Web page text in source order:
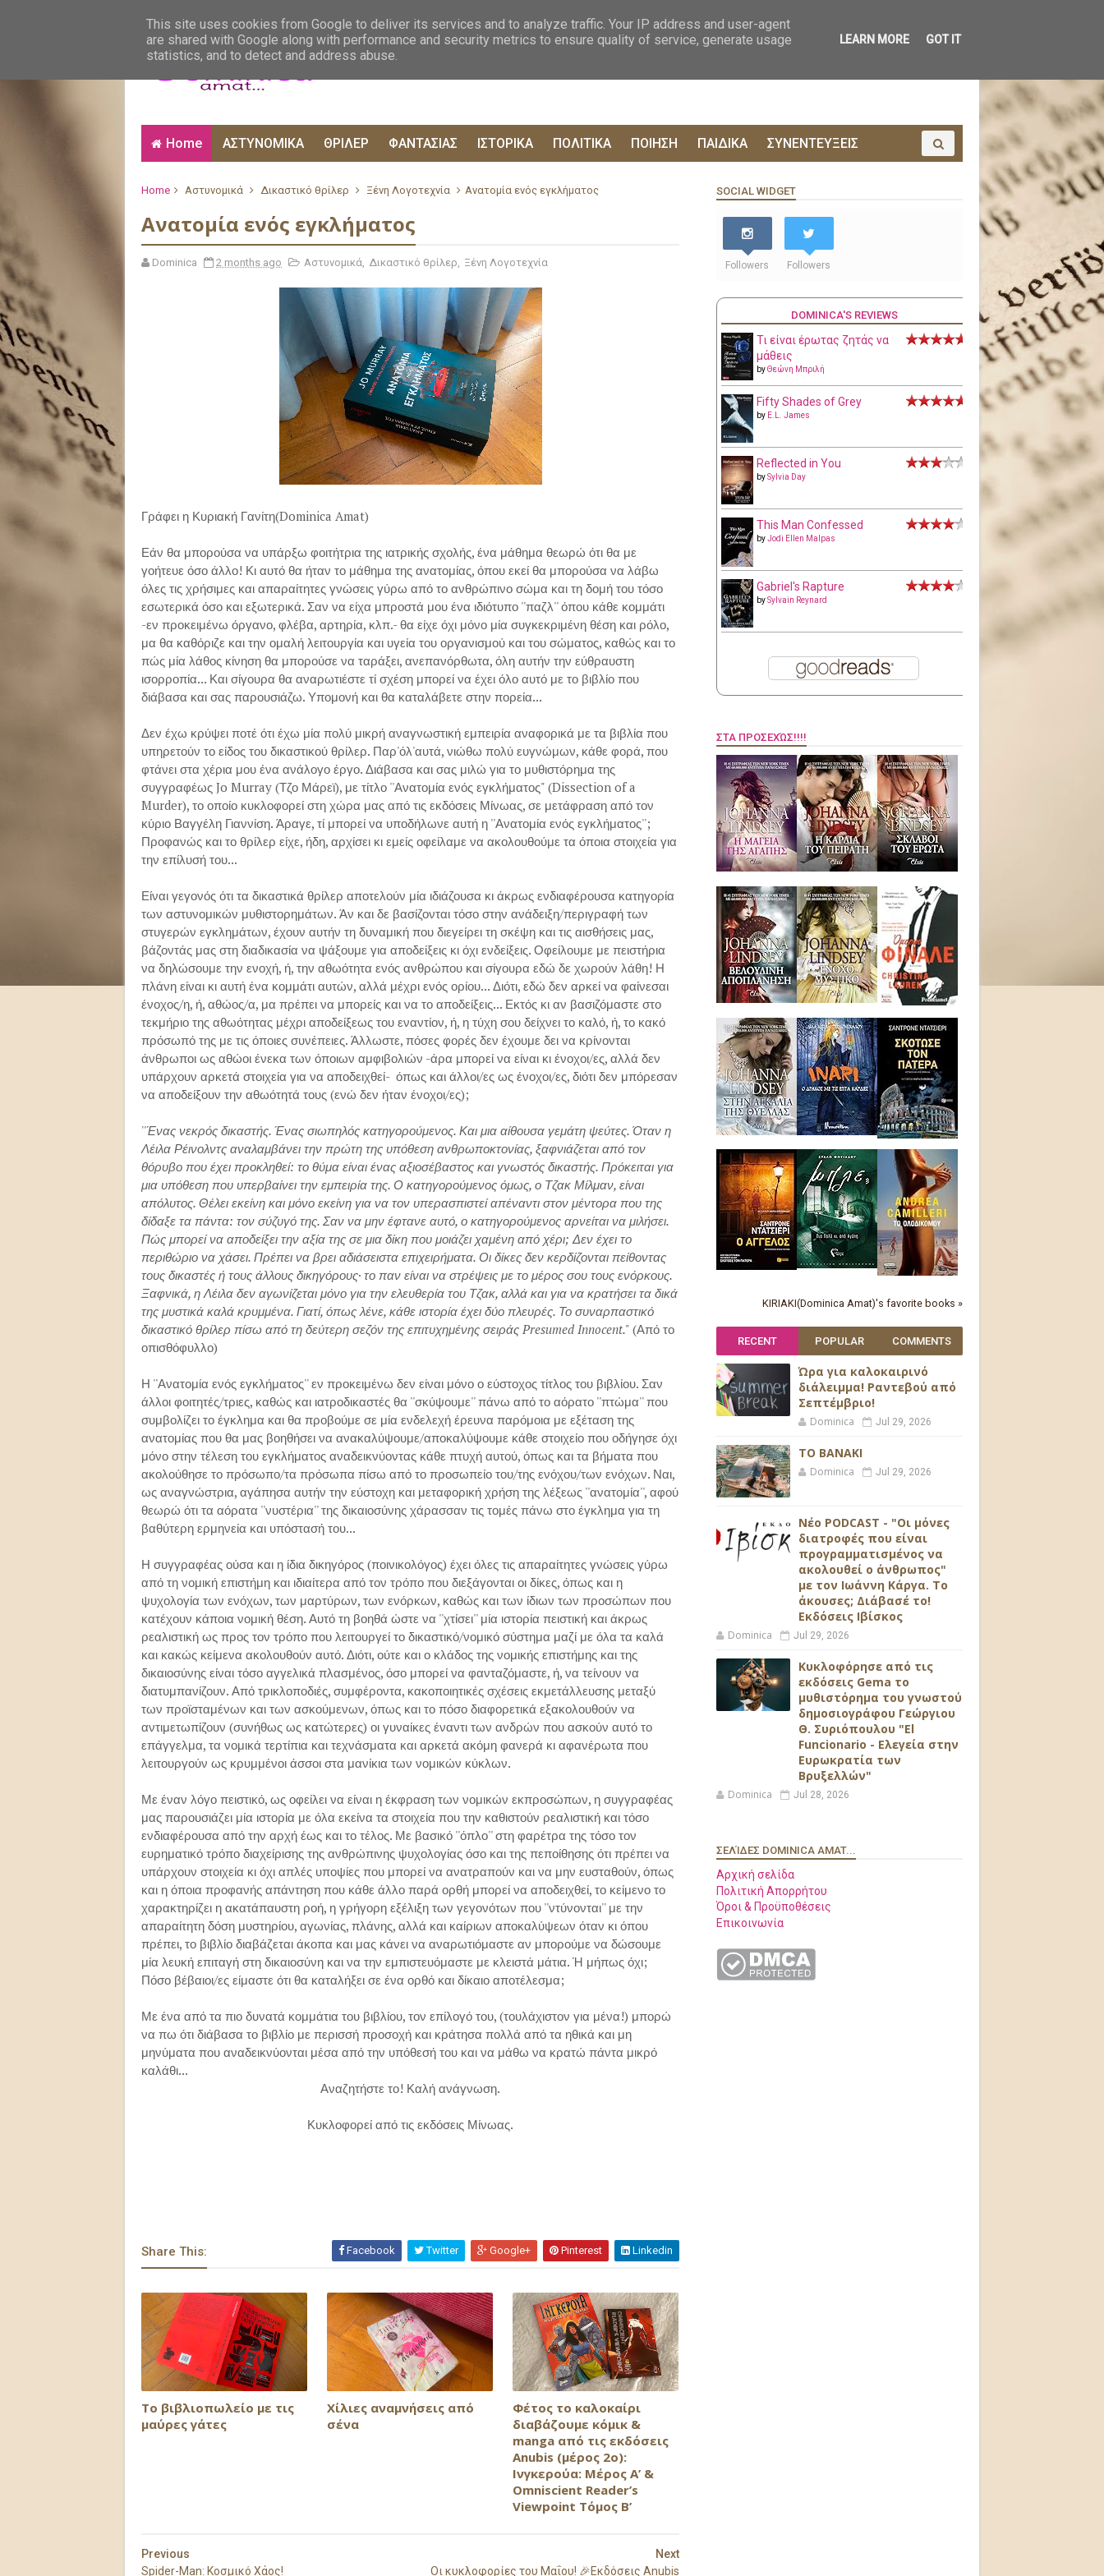
Home ΑΣΤΥΝΟΜΙΚΑ ΘΡΙΛΕΡ ΦΑΝΤΑΣΙΑΣ ΙΣΤΟΡΙΚΑ ΠΟΛΙΤΙΚΑ ΠΟΙΗΣΗ ΠΑΙΔΙΚΑ ΣΥΝΕΝΤΕΥΞΕΙΣ
Home Αστυνομικά Δικαστικό θρίλερ Ξένη Λογοτεχνία Ανατομία ενός εγκλήματος
Ανατομία ενός εγκλήματος
Dominica 2 months ago Αστυνομικά, Δικαστικό θρίλερ, Ξένη Λογοτεχνία
Γράφει η Κυριακή Γανίτη(Dominica Amat)
Εάν θα μπορούσα να υπάρξω φοιτήτρια της ιατρικής σχολής, ένα μάθημα θεωρώ ότι θα με
γοήτευε όσο άλλο! Κι αυτό θα ήταν το μάθημα της ανατομίας, όπου εκεί θα μπορούσα να λάβω
όλες τις χρήσιμες και απαραίτητες γνώσεις γύρω από το ανθρώπινο σώμα και τη δομή του τόσο
εσωτερικά όσο και εξωτερικά. Σαν να είχα μπροστά μου ένα ιδιότυπο ''παζλ'' όπου κάθε κομμάτι
-εν προκειμένω όργανο, φλέβα, αρτηρία, κλπ.- θα είχε όχι μόνο μία συγκεκριμένη θέση και ρόλο,
μα θα καθόριζε και την ομαλή λειτουργία και υγεία του οργανισμού και του σώματος, καθώς και το
πώς μία λάθος κίνηση θα μπορούσε να ταράξει, ανεπανόρθωτα, όλη αυτήν την εύθραυστη
ισορροπία... Και σίγουρα θα αναρωτιέστε τί σχέση μπορεί να έχει όλο αυτό με το βιβλίο που
διάβασα και σας παρουσιάζω. Υπομονή και θα καταλάβετε στην πορεία...
Δεν έχω κρύψει ποτέ ότι έχω μία πολύ μικρή αναγνωστική εμπειρία αναφορικά με τα βιβλία που
υπηρετούν το είδος του δικαστικού θρίλερ. Παρ'όλ'αυτά, νιώθω πολύ ευγνώμων, κάθε φορά, που
φτάνει στα χέρια μου ένα ανάλογο έργο. Διάβασα και σας μιλώ για το μυθιστόρημα της
συγγραφέως Jo Murray (Τζο Μάρεϊ), με τίτλο ''Ανατομία ενός εγκλήματος" (Dissection of a
Murder), το οποίο κυκλοφορεί στη χώρα μας από τις εκδόσεις Μίνωας, σε μετάφραση από τον
κύριο Βαγγέλη Γιαννίση. Άραγε, τί μπορεί να υποδήλωνε αυτή η ''Ανατομία ενός εγκλήματος'';
Προφανώς και το θρίλερ είχε, ήδη, αρχίσει κι εμείς οφείλαμε να ακολουθούμε τα όποια στοιχεία για
την επίλυσή του...
Είναι γεγονός ότι τα δικαστικά θρίλερ αποτελούν μία ιδιάζουσα κι άκρως ενδιαφέρουσα κατηγορία
των αστυνομικών μυθιστορημάτων. Άν και δε βασίζονται τόσο στην ανάδειξη/περιγραφή των
στυγερών εγκλημάτων, έχουν αυτήν τη δυναμική που διεγείρει τη σκέψη και τις αισθήσεις μας,
βάζοντάς μας στη διαδικασία να ψάξουμε για αποδείξεις κι όχι ενδείξεις. Οφείλουμε με πειστήρια
να δηλώσουμε την ενοχή, ή, την αθωότητα ενός ανθρώπου και σίγουρα εδώ δε χωρούν λάθη! Η
πλάνη είναι κι αυτή ένα κομμάτι αυτών, αλλά μέχρι ενός ορίου... Διότι, εδώ δεν αρκεί να φαίνεσαι
ένοχος/η, ή, αθώος/α, μα πρέπει να μπορείς και να το αποδείξεις... Εκτός κι αν βασιζόμαστε στο
τεκμήριο της αθωότητας μέχρι αποδείξεως του εναντίον, ή, η τύχη σου δείχνει το καλό, ή, το κακό
πρόσωπό της με τις όποιες συνέπειες. Άλλωστε, πόσες φορές δεν έχουμε δει να κρίνονται
άνθρωποι ως αθώοι ένεκα των όποιων αμφιβολιών -άρα μπορεί να είναι κι ένοχοι/ες, αλλά δεν
υπάρχουν αρκετά στοιχεία για να αποδειχθεί- όπως και άλλοι/ες ως ένοχοι/ες, διότι δεν μπόρεσαν
να αποδείξουν την αθωότητά τους (ενώ δεν ήταν ένοχοι/ες);
''Ένας νεκρός δικαστής. Ένας σιωπηλός κατηγορούμενος. Και μια αίθουσα γεμάτη ψεύτες. Όταν η
Λέιλα Ρέινολντς αναλαμβάνει την πρώτη της υπόθεση ανθρωποκτονίας, ξαφνιάζεται από τον
θόρυβο που έχει προκληθεί: το θύμα είναι ένας αξιοσέβαστος και γνωστός δικαστής. Πρόκειται για
μια υπόθεση που υπερβαίνει την εμπειρία της. Ο κατηγορούμενος όμως, ο Τζακ Μίλμαν, είναι
απόλυτος. Θέλει εκείνη και μόνο εκείνη για να τον υπερασπιστεί απέναντι στον μέντορα που της
δίδαξε τα πάντα: τον σύζυγό της. Σαν να μην έφτανε αυτό, ο κατηγορούμενος αρνείται να μιλήσει.
Πώς μπορεί να αποδείξει την αξία της σε μια δίκη που μοιάζει χαμένη από χέρι; Δεν έχει το
περιθώριο να χάσει. Πρέπει να βρει αδιάσειστα επιχειρήματα. Οι δίκες δεν κερδίζονται πείθοντας
τους δικαστές ή τους άλλους δικηγόρους· το παν είναι να στρέψεις με το μέρος σου τους ενόρκους.
Ξαφνικά, η Λέιλα δεν αγωνίζεται μόνο για την ελευθερία του Τζακ, αλλά και για να κρατήσει τα δικά
της μυστικά καλά κρυμμένα. Γιατί, όπως λένε, κάθε ιστορία έχει δύο πλευρές. Το συναρπαστικό
δικαστικό θρίλερ πίσω από τη δεύτερη σεζόν της επιτυχημένης σειράς Presumed Innocent." (Από το
οπισθόφυλλο)
Η ''Ανατομία ενός εγκλήματος'' εν προκειμένω δεν είναι μόνο ο εύστοχος τίτλος του βιβλίου. Σαν
άλλοι φοιτητές/τριες, καθώς και ιατροδικαστές θα ''σκύψουμε'' πάνω από το αόρατο ''πτώμα'' που
συμβολίζει το έγκλημα και θα προβούμε σε μία ενδελεχή έρευνα παρόμοια με εξέταση της
ανατομίας που θα μας βοηθήσει να ανακαλύψουμε/αποκαλύψουμε κάθε στοιχείο που οδήγησε όχι
μόνο στην τέλεση του εγκλήματος αναδεικνύοντας κάθε πτυχή αυτού, όπως και τα βήματα που
ακολούθησε το πρόσωπο/τα πρόσωπα πίσω από το προσωπείο του/της ενόχου/των ενόχων. Ναι,
ως αναγνώστρια, αγάπησα αυτήν την εύστοχη και μεταφορική χρήση της λέξεως ''ανατομία'', αφού
θεωρώ ότι τα αόρατα ''νυστέρια'' της δικαιοσύνης χάρασσαν τις τομές πάνω στο έγκλημα για τη
βαθύτερη ερμηνεία και υπόστασή του...
Η συγγραφέας ούσα και η ίδια δικηγόρος (ποινικολόγος) έχει όλες τις απαραίτητες γνώσεις γύρω
από τη νομική επιστήμη και ιδιαίτερα από τον τρόπο που διεξάγονται οι δίκες, όπως και η
ψυχολογία των ενόχων, των μαρτύρων, των ενόρκων, καθώς και των ίδιων των προσώπων που
κατέχουν κάποια νομική θέση. Αυτό τη βοηθά ώστε να ''χτίσει'' μία ιστορία πειστική και άκρως
ρεαλιστική ως προς τον τρόπο που λειτουργεί το δικαστικό/νομικό σύστημα μαζί με όλα τα καλά
και κακώς κείμενα ακολουθούν αυτό. Διότι, ούτε και ο κλάδος της νομικής επιστήμης και της
δικαιοσύνης είναι τόσο αγγελικά πλασμένος, όσο μπορεί να φανταζόμαστε, ή, να τείνουν να
διατυμπανίζουν. Από τρικλοποδιές, συμφέροντα, κακοποιητικές σχέσεις εκμετάλλευσης μεταξύ
των προϊσταμένων και των ασκούμενων, όπως και το πόσο διαφορετικά εξακολουθούν να
αντιμετωπίζουν (συνήθως ως κατώτερες) οι γυναίκες έναντι των ανδρών που ασκούν αυτό το
επάγγελμα, τα νομικά τερτίπια και τεχνάσματα και αρκετά ακόμη φανερά κι αφανέρωτα που
λειτουργούν ως κρυμμένοι άσσοι στα μανίκια των νομικών κύκλων.
Με έναν λόγο πειστικό, ως οφείλει να είναι η έκφραση των νομικών εκπροσώπων, η συγγραφέας
μας παρουσιάζει μία ιστορία με όλα εκείνα τα στοιχεία που την καθιστούν ρεαλιστική και τόσο
ενδιαφέρουσα από την αρχή έως και το τέλος. Με βασικό ''όπλο'' στη φαρέτρα της τόσο τον
ευρηματικό τρόπο διαχείρισης της ανθρώπινης ψυχολογίας όσο και της πεποίθησης ότι πρέπει να
υπάρχουν στοιχεία κι όχι απλές υποψίες που μπορεί να ανατραπούν και να μην ευσταθούν, όπως
και η όποια προφανής απάντηση που κάθε άλλο παρά ορθή μπορεί να αποδειχθεί, το κείμενο το
χαρακτηρίζει η ακατάπαυστη ροή, η γρήγορη εξέλιξη των γεγονότων που ''ντύνονται'' με την
απαραίτητη δόση μυστηρίου, αγωνίας, πλάνης, αλλά και καίριων αποκαλύψεων όταν κι όπου
πρέπει, το βιβλίο διαβάζεται άκοπα και μας κάνει να αναρωτιόμαστε αν μπορούμε να δώσουμε
μία λευκή επιταγή στη δικαιοσύνη και να την εμπιστευόμαστε με κλειστά μάτια. Ή μήπως όχι;
Πόσο βέβαιοι/ες είμαστε ότι θα καταλήξει σε ένα ορθό και δίκαιο αποτέλεσμα;
Με ένα από τα πιο δυνατά κομμάτια του βιβλίου, τον επίλογό του, (τουλάχιστον για μένα!) μπορώ
να πω ότι διάβασα το βιβλίο με περισσή προσοχή και κράτησα πολλά από τα ηθικά και μη
μηνύματα που αναδεικνύονται μέσα από την υπόθεσή του και να μάθω να κρατώ πάντα μικρό
καλάθι...
Αναζητήστε το! Καλή ανάγνωση.
Κυκλοφορεί από τις εκδόσεις Μίνωας.
Share This: Facebook Twitter Google+ Pinterest Linkedin
Το βιβλιοπωλείο με τις
μαύρες γάτες
Xίλιες αναμνήσεις από
σένα
Φέτος το καλοκαίρι
διαβάζουμε κόμικ &
manga από τις εκδόσεις
Anubis (μέρος 2ο):
Ινγκερούα: Μέρος Α’ &
Omniscient Reader’s
Viewpoint Τόμος Β’
Next
Οι κυκλοφορίες του Μαΐου! 🎉Εκδόσεις Anubis
Previous
Spider-Man: Κοσμικό Χάος!
SOCIAL WIDGET
Followers Followers
DOMINICA'S REVIEWS
Τι είναι έρωτας ζητάς να
μάθεις
byΘεώνη Μπριλή
Fifty Shades of Grey
by E.L. James
Reflected in You
bySylvia Day
This Man Confessed
byJodi Ellen Malpas
Gabriel's Rapture
bySylvain Reynard
ΣΤΑ ΠΡΟΣΕΧΏΣ!!!!
KIRIAKI(Dominica Amat)'s favorite books »
RECENT POPULAR COMMENTS
Ώρα για καλοκαιρινό
διάλειμμα! Ραντεβού από
Σεπτέμβριο!
Dominica Jul 29, 2026
ΤΟ ΒΑΝΑΚΙ
Dominica Jul 29, 2026
Νέο PODCAST - "Οι μόνες
διατροφές που είναι
προγραμματισμένος να
ακολουθεί ο άνθρωπος"
με τον Ιωάννη Κάργα. Το
άκουσες; Διάβασέ το!
Εκδόσεις Ιβίσκος
Dominica Jul 29, 2026
Κυκλοφόρησε από τις
εκδόσεις Gema το
μυθιστόρημα του γνωστού
δημοσιογράφου Γεώργιου
Θ. Συριόπουλου "El
Funcionario - Ελεγεία στην
Ευρωκρατία των
Βρυξελλών"
Dominica Jul 28, 2026
ΣΕΛΊΔΕΣ DOMINICA AMAT...
Αρχική σελίδα
Πολιτική Απορρήτου
Όροι & Προϋποθέσεις
Επικοινωνία
This site uses cookies from Google to deliver its services and to analyze traffic. Your IP address and user-agent
are shared with Google along with performance and security metrics to ensure quality of service, generate usage
statistics, and to detect and address abuse.
LEARN MORE GOT IT